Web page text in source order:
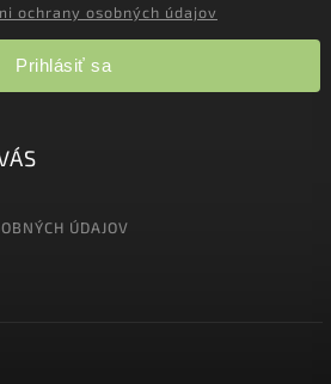
ochrany osobných údajov
Prihlásiť sa
ÚDAJOV